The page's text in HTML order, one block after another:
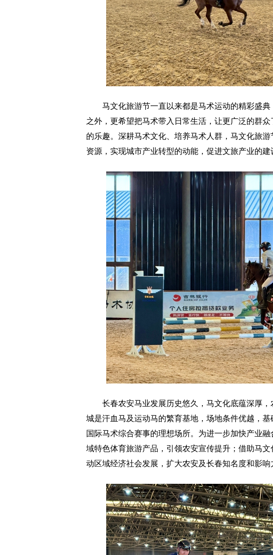
马文化旅游节一直以来都是马术运动的精彩盛典
之外，更希望把马术带入日常生活，让更广泛的群
的乐趣。深耕马术文化、培养马术人群，马文化旅
资源，实现城市产业转型的动能，促进文旅产业的建
长春农安马业发展历史悠久，马文化底蕴深厚，
城是汗血马及运动马的繁育基地，场地条件优越，
国际马术综合赛事的理想场所。为进一步加快产业
域特色体育旅游产品，引领农安宣传提升；借助马
动区域经济社会发展，扩大农安及长春知名度和影响